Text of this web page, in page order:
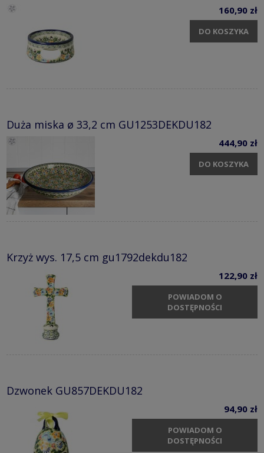
160,90 zł
DO KOSZYKA
Duża miska ø 33,2 cm GU1253DEKDU182
444,90 zł
DO KOSZYKA
Krzyż wys. 17,5 cm gu1792dekdu182
122,90 zł
POWIADOM O
DOSTĘPNOŚCI
Dzwonek GU857DEKDU182
94,90 zł
POWIADOM O
DOSTĘPNOŚCI